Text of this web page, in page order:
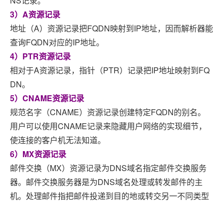
3）A资源记录
地址（A）资源记录把FQDN映射到IP地址，因而解析器能
查询FQDN对应的IP地址。
4）PTR资源记录
相对于A资源记录，指针（PTR）记录把IP地址映射到FQ
DN。
5）CNAME资源记录
规范名字（CNAME）资源记录创建特定FQDN的别名。
用户可以使用CNAME记录来隐藏用户网络的实现细节，
使连接的客户机无法知道。
6）MX资源记录
邮件交换（MX）资源记录为DNS域名指定邮件交换服务
器。邮件交换服务器是为DNS域名处理或转发邮件的主
机。处理邮件指把邮件投递到目的地或转交另一不同类型